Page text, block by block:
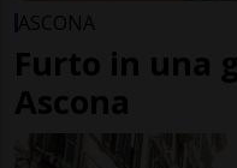
ASCONA
Furto in una
Ascona